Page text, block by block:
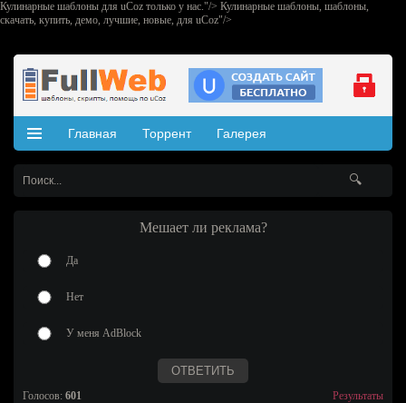
Кулинарные шаблоны для uCoz только у нас."/> Кулинарные шаблоны, шаблоны,
скачать, купить, демо, лучшие, новые, для uCoz"/>
Главная Торрент Галерея
Мешает ли реклама?
Да
Нет
У меня AdBlock
Голосов: 601 Результаты